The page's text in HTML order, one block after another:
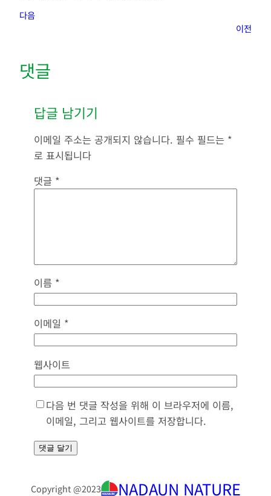
다음
이전
댓글
답글 남기기
이메일 주소는 공개되지 않습니다. 필수 필드는 *
로 표시됩니다
댓글 *
이름 *
이메일 *
웹사이트
다음 번 댓글 작성을 위해 이 브라우저에 이름,
이메일, 그리고 웹사이트를 저장합니다.
Copyright @2023 NADAUN NATURE